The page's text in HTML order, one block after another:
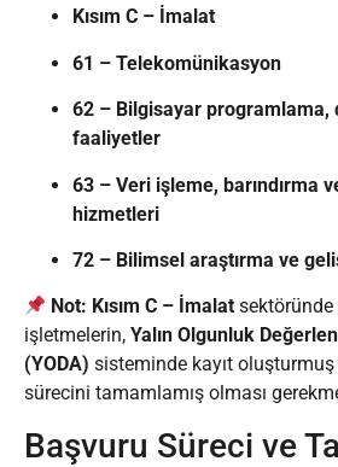
Kısım C – İmalat
61 – Telekomünikasyon
62 – Bilgisayar programlama,
faaliyetler
63 – Veri işleme, barındırma
hizmetleri
72 – Bilimsel araştırma ve
Not: Kısım C – İmalat
işletmelerin, Yalın Olgunluk
(YODA) sisteminde kayıt
sürecini tamamlamış olması
Başvuru Süreci ve